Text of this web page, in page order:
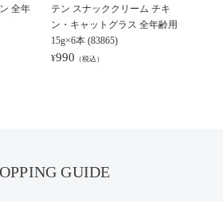
全年
テン スナッククリーム チキ
ン・キャットグラス 全年齢用
15g×6本 (83865)
¥990 （税込）
GUIDE